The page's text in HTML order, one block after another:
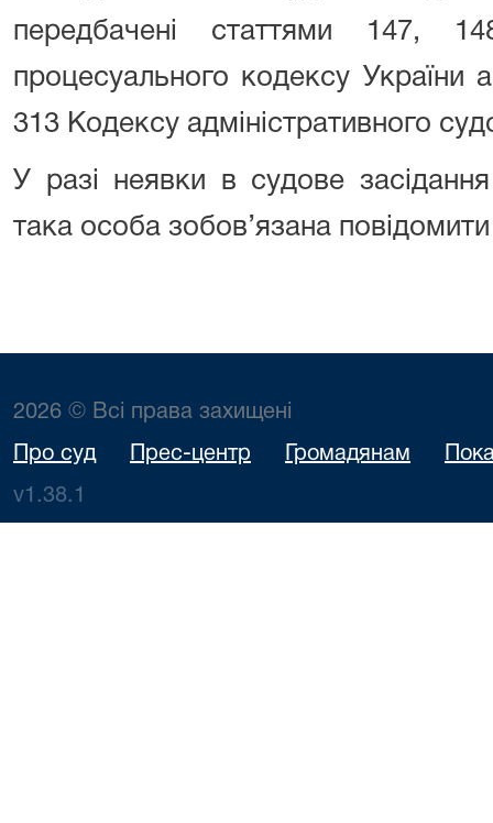
передбачені статтями 147,
процесуального кодексу України
313 Кодексу адміністративного
У разі неявки в судове
така особа зобов’язана
2026 © Всі права захищені
Про суд Прес-центр Громадянам
v1.38.1